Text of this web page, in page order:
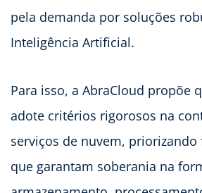
pela demanda por soluções
Inteligência Artificial.
Para isso, a AbraCloud propõe
adote critérios rigorosos na
serviços de nuvem, priorizando
que garantam soberania na